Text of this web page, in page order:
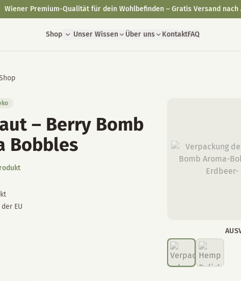
Shop Unser Wissen Über uns KontaktFAQ
– Berry Bomb
Bobbles
EU
Wiener Premium-Qualität für dein Wohlbefinden – Gratis Versand nach